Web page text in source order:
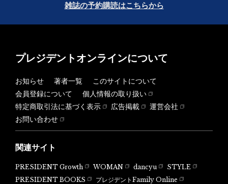
雑誌の予約購読はこちらから
プレジデントオンラインについて
お知らせ 著者一覧
このサイトについて
会員登録について
個人情報の取り扱い
特定商取引法に基づく表示
広告掲載
運営会社
お問い合わせ
関連サイト
PRESIDENT Growth WOMAN dancyu
STYLE
PRESIDENT BOOKS
プレジデントFamily Online